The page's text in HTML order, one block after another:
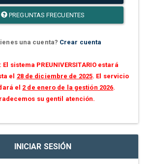
PREGUNTAS FRECUENTES
una cuenta? Crear cuenta
El sistema PREUNIVERSITARIO estará
el 28 de diciembre de 2025. El servicio
el 2 de enero de la gestión 2026.
su gentil atención.
INICIAR SESIÓN